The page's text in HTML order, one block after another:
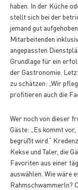
haben. In der Küche
stellt sich bei der
jemand gut
Mitarbeitenden
angepassten
Grundlage für ein
der Gastronomie.
zu schätzen: „Wir
profitieren auch die
Wer noch von dieser
Gäste: „Es kommt
begrüßt wird.“
Kekse und Taler, die
Favoriten aus einer
auswählen. Wie wäre
Rahmschwammerln?